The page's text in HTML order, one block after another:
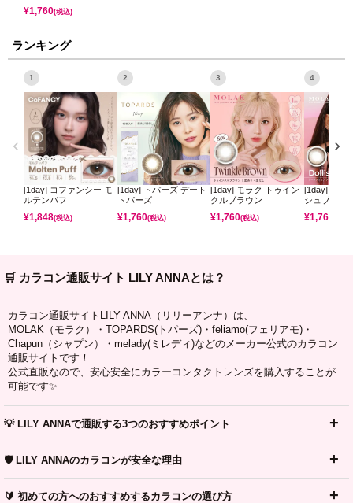
¥1,760(税込)
ランキング
1
[1day] コファンシー モ
ルテンパフ
¥1,848(税込)
2
[1day] トパーズ デート
トパーズ
¥1,760(税込)
3
[1day] モラク トゥイン
クルブラウン
¥1,760(税込)
4
[1day] モラ
シュブラウ
¥1,760
🛒 カラコン通販サイト LILY ANNAとは？
カラコン通販サイトLILY ANNA（リリーアンナ）は、
MOLAK（モラク）・TOPARDS(トパーズ)・feliamo(フェリアモ)・
Chapun（シャプン）・melady(ミレディ)などのメーカー公式のカラコン
通販サイトです！
公式直販なので、安心安全にカラーコンタクトレンズを購入することが
可能です✨
💡 LILY ANNAで通販する3つのおすすめポイント
🛡️ LILY ANNAのカラコンが安全な理由
🔰 初めての方へのおすすめするカラコンの選び方